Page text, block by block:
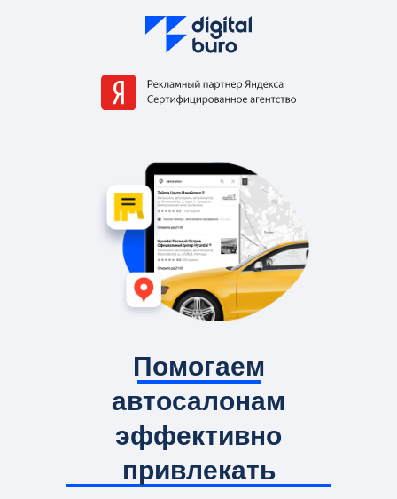
Помогаем
автосалонам
эффективно
привлекать